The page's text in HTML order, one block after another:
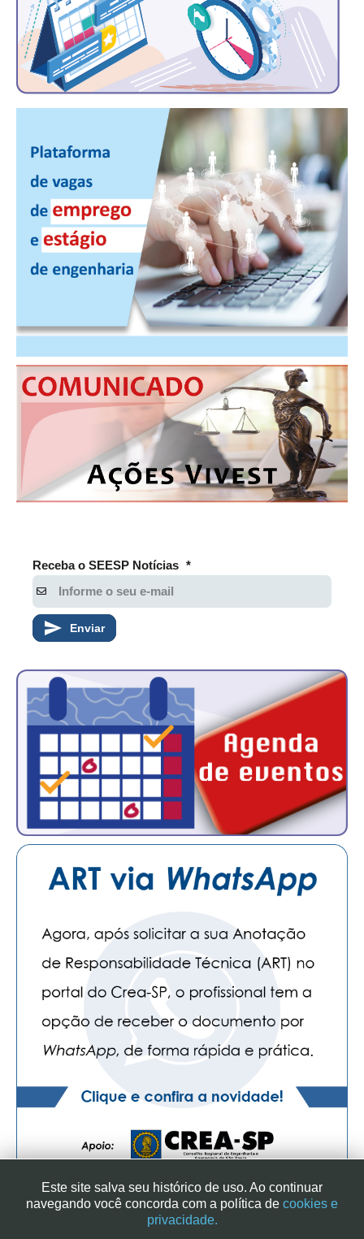
Receba o SEESP Notícias *
Enviar
SINDICATO DOS ENGENHEIROS NO ESTADO DE SÃO PAULO
Este site salva seu histórico de uso. Ao continuar
navegando você concorda com a política de cookies e
privacidade.